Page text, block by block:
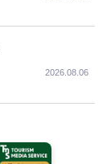
2026.08.06